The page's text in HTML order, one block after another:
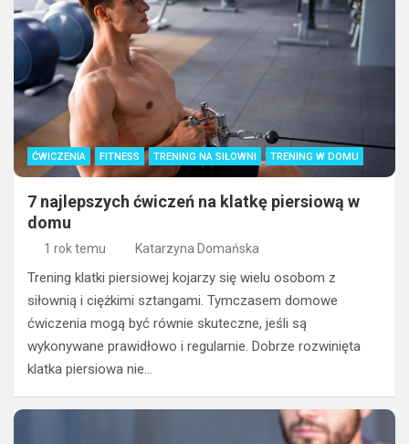
ĆWICZENIA FITNESS TRENING NA SIŁOWNI TRENING W DOMU
7 najlepszych ćwiczeń na klatkę piersiową w
domu
1 rok temu Katarzyna Domańska
Trening klatki piersiowej kojarzy się wielu osobom z
siłownią i ciężkimi sztangami. Tymczasem domowe
ćwiczenia mogą być równie skuteczne, jeśli są
wykonywane prawidłowo i regularnie. Dobrze rozwinięta
klatka piersiowa nie…